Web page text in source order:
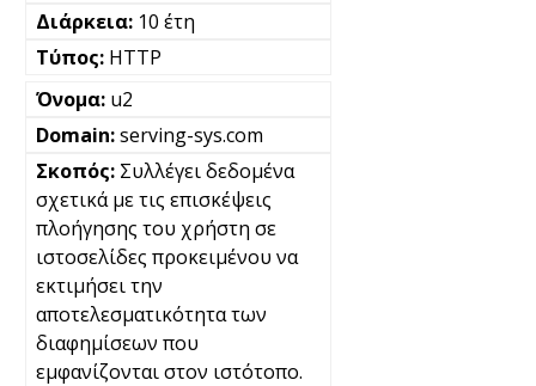
10 έτη
HTTP
u2
serving-sys.com
Συλλέγει δεδομένα
σχετικά με τις επισκέψεις
πλοήγησης του χρήστη σε
ιστοσελίδες προκειμένου να
εκτιμήσει την
αποτελεσματικότητα των
διαφημίσεων που
εμφανίζονται στον ιστότοπο.